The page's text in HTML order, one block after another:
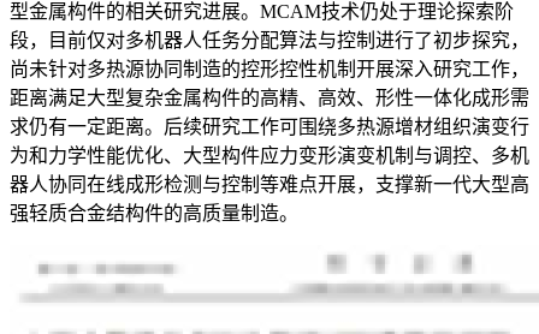
型金属构件的相关研究进展。MCAM技术仍处于理论探索阶
段，目前仅对多机器人任务分配算法与控制进行了初步探究，
尚未针对多热源协同制造的控形控性机制开展深入研究工作，
距离满足大型复杂金属构件的高精、高效、形性一体化成形需
求仍有一定距离。后续研究工作可围绕多热源增材组织演变行
为和力学性能优化、大型构件应力变形演变机制与调控、多机
器人协同在线成形检测与控制等难点开展，支撑新一代大型高
强轻质合金结构件的高质量制造。